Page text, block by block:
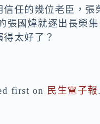
任的幾位老臣，張
張國煒就逐出長榮集
太好了？
first on 民生電子報.